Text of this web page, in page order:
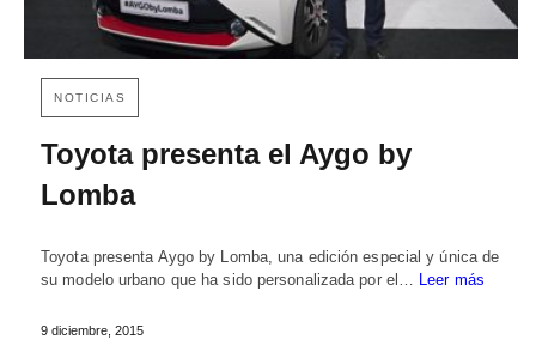
NOTICIAS
Toyota presenta el Aygo by
Lomba
Toyota presenta Aygo by Lomba, una edición especial y única de
su modelo urbano que ha sido personalizada por el… Leer más
9 diciembre, 2015